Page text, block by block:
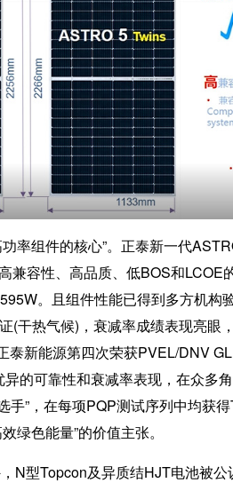
率组件的核心”。正泰新一代
兼容性、高品质、低BOS和
。且组件性能已得到多方机构
(干热气候)，衰减率成绩表现亮眼
泰新能源第四次荣获PVEL/DNV
的可靠性和衰减率表现，在众多
手”，在每项PQP测试序列中均获
绿色能量”的价值主张。
N型Topcon及异质结HJT电池被